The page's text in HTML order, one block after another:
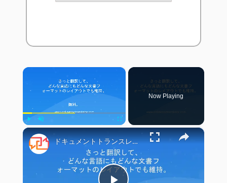
×
Play Unmute Fullscreen
Now Playing
×
ドキュメントトランスレータを使用するにはどうすればよいですか？